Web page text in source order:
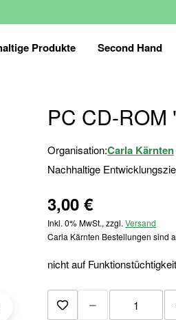
Produkte Second Hand
PC CD-ROM
Organisation:Carla Kärnten
Nachhaltige
3,00 €
Inkl. 0% MwSt., zzgl.Versand
Carla Kärnten Bestellungen sind
nicht auf
Zur Merkliste
−